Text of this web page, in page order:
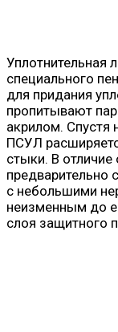
Уплотнительная
специального
для придания
пропитывают
акрилом. Спустя
ПСУЛ
стыки. В отличие
предварительно
с небольшими
неизменным до
слоя защитного